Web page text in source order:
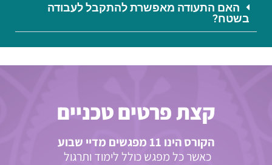
האם התעודה מאפשרת להתקבל לעבודה
בשטח?
קצת פרטים טכניים
הקורס הינו 11 מפגשים מדיי שבוע
כאשר כל מפגש כולל לימוד ותרגול